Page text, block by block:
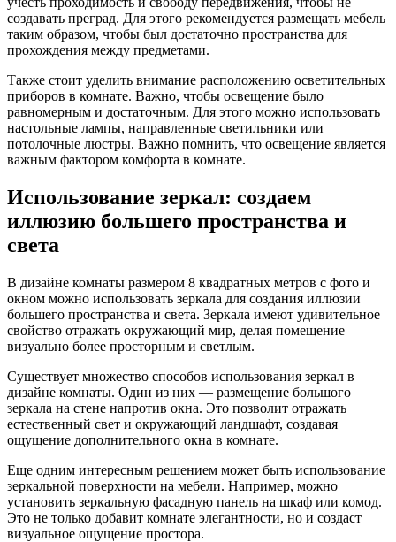
создавать преград. Для этого рекомендуется размещать мебель
таким образом, чтобы был достаточно пространства для
прохождения между предметами.
Также стоит уделить внимание расположению осветительных
приборов в комнате. Важно, чтобы освещение было
равномерным и достаточным. Для этого можно использовать
настольные лампы, направленные светильники или
потолочные люстры. Важно помнить, что освещение является
важным фактором комфорта в комнате.
Использование зеркал: создаем
иллюзию большего пространства и
света
В дизайне комнаты размером 8 квадратных метров с фото и
окном можно использовать зеркала для создания иллюзии
большего пространства и света. Зеркала имеют удивительное
свойство отражать окружающий мир, делая помещение
визуально более просторным и светлым.
Существует множество способов использования зеркал в
дизайне комнаты. Один из них — размещение большого
зеркала на стене напротив окна. Это позволит отражать
естественный свет и окружающий ландшафт, создавая
ощущение дополнительного окна в комнате.
Еще одним интересным решением может быть использование
зеркальной поверхности на мебели. Например, можно
установить зеркальную фасадную панель на шкаф или комод.
Это не только добавит комнате элегантности, но и создаст
визуальное ощущение простора.